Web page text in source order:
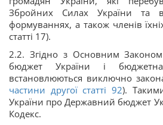
Збройних Силах України та
формуваннях, а також членів
статті 17).
2.2. Згідно з Основним
бюджет України і
встановлюються виключно
частини другої статті 92).
України про Державний бюджет
Кодекс.